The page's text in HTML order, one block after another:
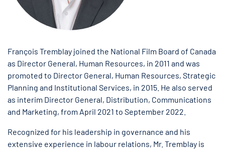
François Tremblay joined the National Film Board of Canada
as Director General, Human Resources, in 2011 and was
promoted to Director General, Human Resources, Strategic
Planning and Institutional Services, in 2015. He also served
as interim Director General, Distribution, Communications
and Marketing, from April 2021 to September 2022.
Recognized for his leadership in governance and his
extensive experience in labour relations, Mr. Tremblay is